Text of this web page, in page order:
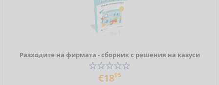
Разходите на фирмата - сборник с решения на казуси
€1895